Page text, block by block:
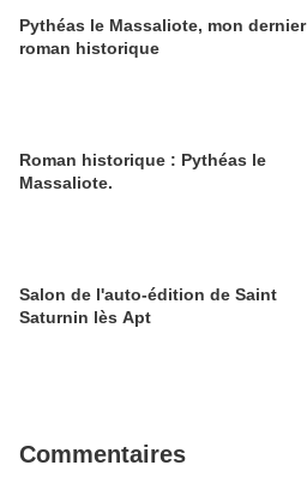
Pythéas le Massaliote, mon dernier
roman historique
Roman historique : Pythéas le
Massaliote.
Salon de l'auto-édition de Saint
Saturnin lès Apt
Commentaires